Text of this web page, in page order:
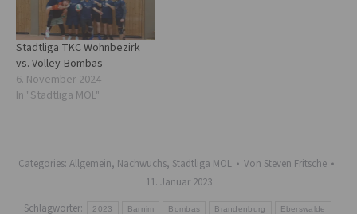
Stadtliga TKC Wohnbezirk
vs. Volley-Bombas
6. November 2024
In "Stadtliga MOL"
Categories: Allgemein, Nachwuchs, Stadtliga MOL Von Steven Fritsche
11. Januar 2023
Schlagwörter:
2023 Barnim Bombas Brandenburg Eberswalde